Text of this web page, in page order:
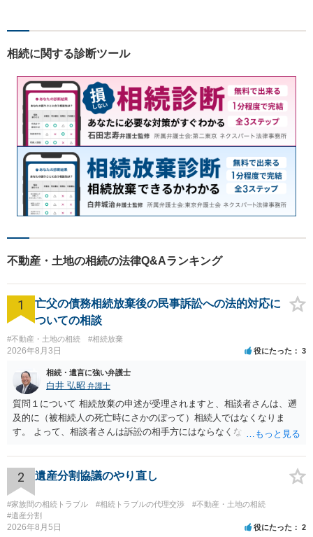
お一人で悩まずに、一度ご相
役非常勤裁判官】【宝塚駅徒
歩3分】
相続に関する診断ツール
不動産・土地の相続の法律Q&Aランキング
1
亡父の債務相続放棄後の民事訴訟への法的対応に
ついての相談
#不動産・土地の相続 #相続放棄
2026年8月3日 役にたった 3
相続・遺言に強い弁護士
白井 弘昭 弁護士
質問１について 相続放棄の申述が受理されますと、相談者さんは、遡
及的に（被相続人の死亡時にさかのぼって）相続人ではなくなりま
す。 よって、相談者さんは訴訟の相手方にはならなくなるので（明け
理証明を家庭裁判所で取得し、コピーを答弁書に添えて裁判所に提出
してください。 質問２について 請求棄却を求める答弁書を提出すれ
ば、第１回期日は出席する必要がありません。その日は差支え（用事
があり出席できない）との記載で十分です。 質問３について 弁護士で
はないので、ｍｉｎｔｓでの提出の必要は無いと思います。郵送（期
限までに届けばよい）で十分です。 詳細は、書面記載の裁判所書記官
2 遺産分割協議のやり直し
#家族間の相続トラブル #相続トラブルの代理交渉
#不動産・土地の相続
#遺産分割
2026年8月5日 役にたった 2